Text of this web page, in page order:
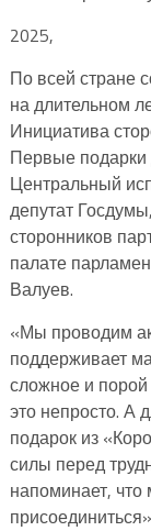
2025,
По всей стране
на длительном
Инициатива
Первые
Центральный
депутат
сторонников
палате
Валуев.
«Мы проводим
поддерживает
сложное и
это непросто. А
подарок из
силы перед
напоминает,